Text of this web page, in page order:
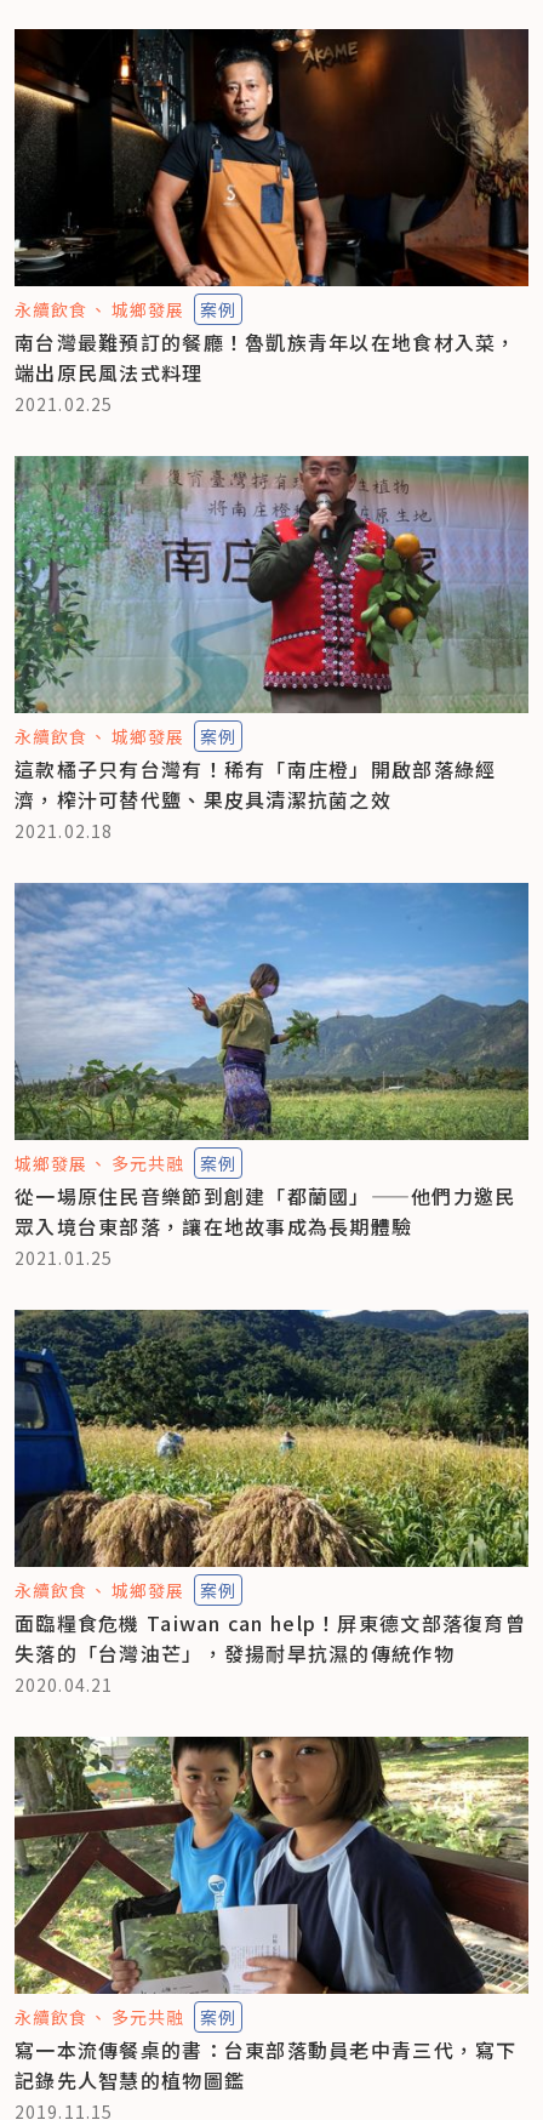
永續飲食 城鄉發展 案例
南台灣最難預訂的餐廳！魯凱族青年以在地食材入菜，
端出原民風法式料理
2021.02.25
永續飲食 城鄉發展 案例
這款橘子只有台灣有！稀有「南庄橙」開啟部落綠經
濟，榨汁可替代鹽、果皮具清潔抗菌之效
2021.02.18
城鄉發展 多元共融 案例
從一場原住民音樂節到創建「都蘭國」——他們力邀民
眾入境台東部落，讓在地故事成為長期體驗
2021.01.25
永續飲食 城鄉發展 案例
面臨糧食危機 Taiwan can help！屏東德文部落復育曾
失落的「台灣油芒」，發揚耐旱抗濕的傳統作物
2020.04.21
永續飲食 多元共融 案例
寫一本流傳餐桌的書：台東部落動員老中青三代，寫下
記錄先人智慧的植物圖鑑
2019.11.15